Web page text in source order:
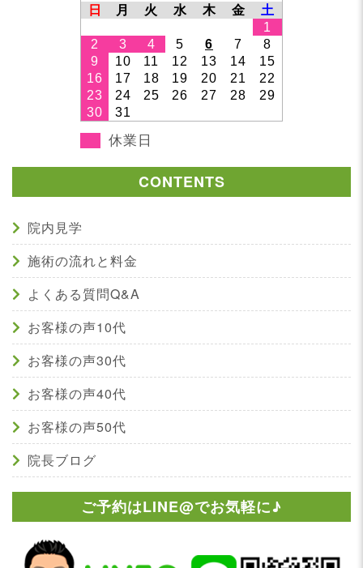
日
月 火 水 木 金
土
1
2
3 4 5 6 7
8
9
10 11 12 13 14
15
16
17 18 19 20 21
22
23
24 25 26 27 28
29
30
31
休業日
CONTENTS
院内見学
施術の流れと料金
よくある質問Q&A
お客様の声10代
お客様の声30代
お客様の声40代
お客様の声50代
院長ブログ
ご予約はLINE@でお気軽に♪